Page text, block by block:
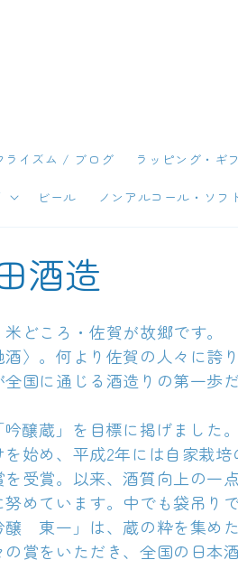
ライズム / ブログ ラッピング・ギ
ビール ノンアルコール・ソフ
酒造
どころ・佐賀が故郷です。
〉。何より佐賀の人々に誇
国に通じる酒造りの第一歩
醸蔵」を目標に掲げました
始め、平成2年には自家栽
受賞。以来、酒質向上の一
めています。中でも袋吊り
醸 東一」は、蔵の粋を集め
賞をいただき、全国の日本